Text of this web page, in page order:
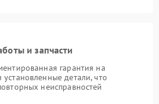
и запчасти
гарантия на
детали, что
неисправностей